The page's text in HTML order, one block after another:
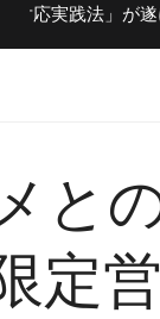
践法」が遂に書籍
と
定